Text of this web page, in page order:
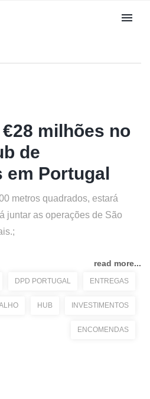
milhões no
de
em Portugal
metros quadrados, estará
juntar as operações de São
read more...
DPD PORTUGAL ENTREGAS
HUB INVESTIMENTOS
ENCOMENDAS